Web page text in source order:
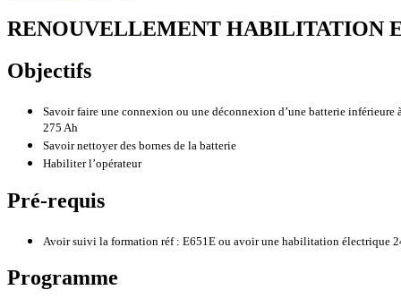
RENOUVELLEMENT HABILITATION
Objectifs
Savoir faire une connexion ou une déconnexion d’une batterie
275 Ah
Savoir nettoyer des bornes de la batterie
Habiliter l’opérateur
Pré-requis
Avoir suivi la formation réf : E651E ou avoir une habilitation électrique
Programme